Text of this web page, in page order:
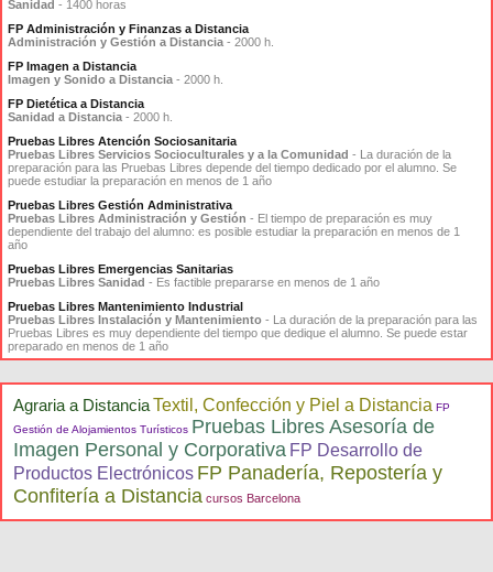
Sanidad - 1400 horas
FP Administración y Finanzas a Distancia
Administración y Gestión a Distancia - 2000 h.
FP Imagen a Distancia
Imagen y Sonido a Distancia - 2000 h.
FP Dietética a Distancia
Sanidad a Distancia - 2000 h.
Pruebas Libres Atención Sociosanitaria
Pruebas Libres Servicios Socioculturales y a la Comunidad - La duración de la
preparación para las Pruebas Libres depende del tiempo dedicado por el alumno. Se
puede estudiar la preparación en menos de 1 año
Pruebas Libres Gestión Administrativa
Pruebas Libres Administración y Gestión - El tiempo de preparación es muy
dependiente del trabajo del alumno: es posible estudiar la preparación en menos de 1
año
Pruebas Libres Emergencias Sanitarias
Pruebas Libres Sanidad - Es factible prepararse en menos de 1 año
Pruebas Libres Mantenimiento Industrial
Pruebas Libres Instalación y Mantenimiento - La duración de la preparación para las
Pruebas Libres es muy dependiente del tiempo que dedique el alumno. Se puede estar
preparado en menos de 1 año
Agraria a DistanciaTextil, Confección y Piel a Distancia FP
Gestión de Alojamientos Turísticos Pruebas Libres Asesoría de
Imagen Personal y Corporativa FP Desarrollo de
Productos Electrónicos FP Panadería, Repostería y
Confitería a Distancia cursos Barcelona